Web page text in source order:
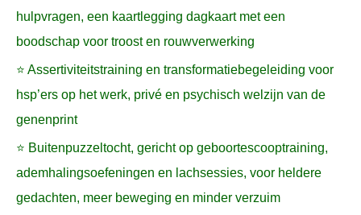
hulpvragen, een kaartlegging dagkaart met een
boodschap voor troost en rouwverwerking
⭐ Assertiviteitstraining en transformatiebegeleiding voor
hsp’ers op het werk, privé en psychisch welzijn van de
genenprint
⭐ Buitenpuzzeltocht, gericht op geboortescooptraining,
ademhalingsoefeningen en lachsessies, voor heldere
gedachten, meer beweging en minder verzuim